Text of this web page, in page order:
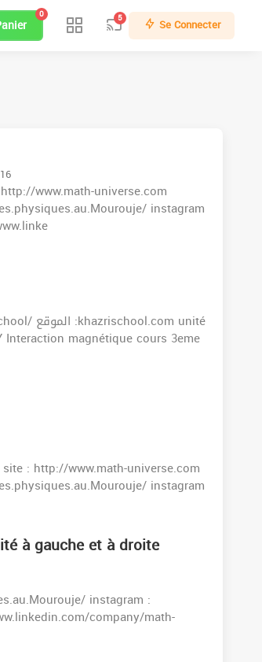
0 5 Se Connecter
www.math-universe.com
instagram
magnétique cours 3eme
: http://www.math-universe.com
instagram
à gauche et à droite
instagram :
company/math-